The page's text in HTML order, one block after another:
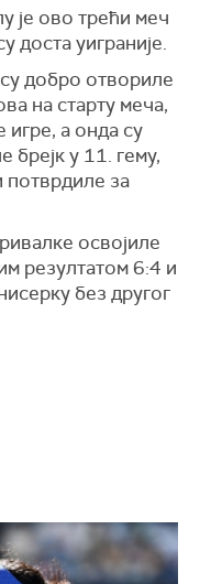
је ово трећи меч
доста уиграније.
добро отвориле
на старту меча,
игре, а онда су
брејк у 11. гему,
потврдиле за
освојиле
резултатом 6:4 и
без другог